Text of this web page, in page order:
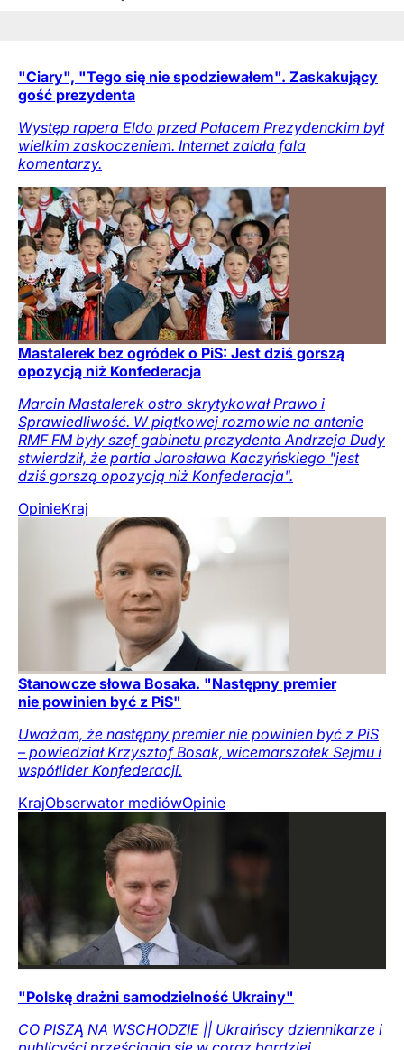
"Ciary", "Tego się nie spodziewałem". Zaskakujący
gość prezydenta
Występ rapera Eldo przed Pałacem Prezydenckim był
wielkim zaskoczeniem. Internet zalała fala
komentarzy.
Mastalerek bez ogródek o PiS: Jest dziś gorszą
opozycją niż Konfederacja
Marcin Mastalerek ostro skrytykował Prawo i
Sprawiedliwość. W piątkowej rozmowie na antenie
RMF FM były szef gabinetu prezydenta Andrzeja Dudy
stwierdził, że partia Jarosława Kaczyńskiego "jest
dziś gorszą opozycją niż Konfederacja".
OpinieKraj
Stanowcze słowa Bosaka. "Następny premier
nie powinien być z PiS"
Uważam, że następny premier nie powinien być z PiS
– powiedział Krzysztof Bosak, wicemarszałek Sejmu i
współlider Konfederacji.
KrajObserwator mediówOpinie
"Polskę drażni samodzielność Ukrainy"
CO PISZĄ NA WSCHODZIE || Ukraińscy dziennikarze i